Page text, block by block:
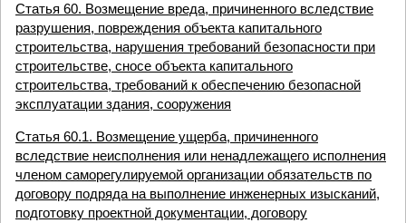
Статья 60. Возмещение вреда, причиненного вследствие
разрушения, повреждения объекта капитального
строительства, нарушения требований безопасности при
строительстве, сносе объекта капитального
строительства, требований к обеспечению безопасной
эксплуатации здания, сооружения
Статья 60.1. Возмещение ущерба, причиненного
вследствие неисполнения или ненадлежащего исполнения
членом саморегулируемой организации обязательств по
договору подряда на выполнение инженерных изысканий,
подготовку проектной документации, договору